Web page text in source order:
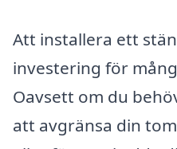
Att installera ett
investering för
Oavsett om du
att avgränsa din